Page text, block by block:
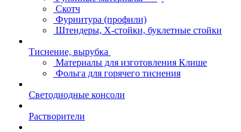
Скотч
Фурнитура (профили)
Штендеры, Х-стойки, буклетные стойки
Тиснение, вырубка
Материалы для изготовления Клише
Фольга для горячего тиснения
Светодиодные консоли
Растворители